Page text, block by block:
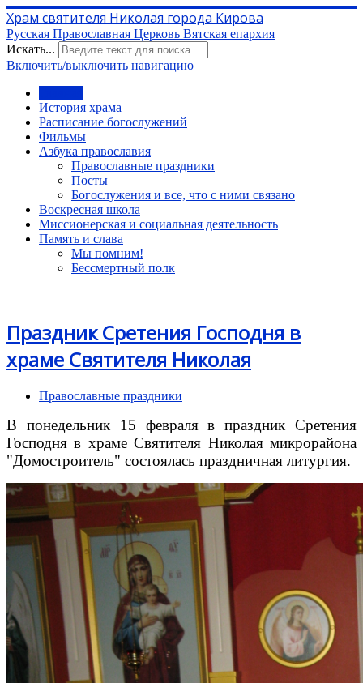
Храм святителя Николая города Кирова
Русская Православная Церковь Вятская епархия
Искать...
Включить/выключить навигацию
История храма
Расписание богослужений
Фильмы
Азбука православия
Православные праздники
Посты
Богослужения и все, что с ними связано
Воскресная школа
Миссионерская и социальная деятельность
Память и слава
Мы помним!
Бессмертный полк
Праздник Сретения Господня в
храме Святителя Николая
Православные праздники
В понедельник 15 февраля в праздник Сретения
Господня в храме Святителя Николая микрорайона
"Домостроитель" состоялась праздничная литургия.